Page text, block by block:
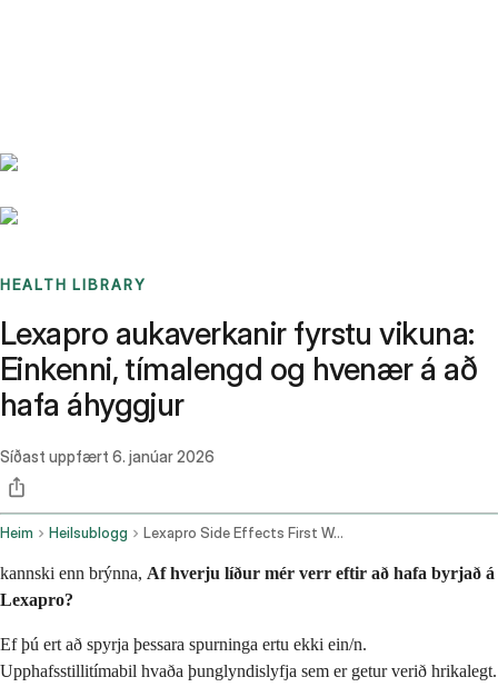
HEALTH LIBRARY
Lexapro aukaverkanir fyrstu vikuna:
Einkenni, tímalengd og hvenær á að
hafa áhyggjur
Síðast uppfært 6. janúar 2026
Heim Heilsublogg Lexapro Side Effects First Week
kannski enn brýnna, Af hverju líður mér verr eftir að hafa byrjað á
Lexapro?
Ef þú ert að spyrja þessara spurninga ertu ekki ein/n.
Upphafsstillitímabil hvaða þunglyndislyfja sem er getur verið hrikalegt.